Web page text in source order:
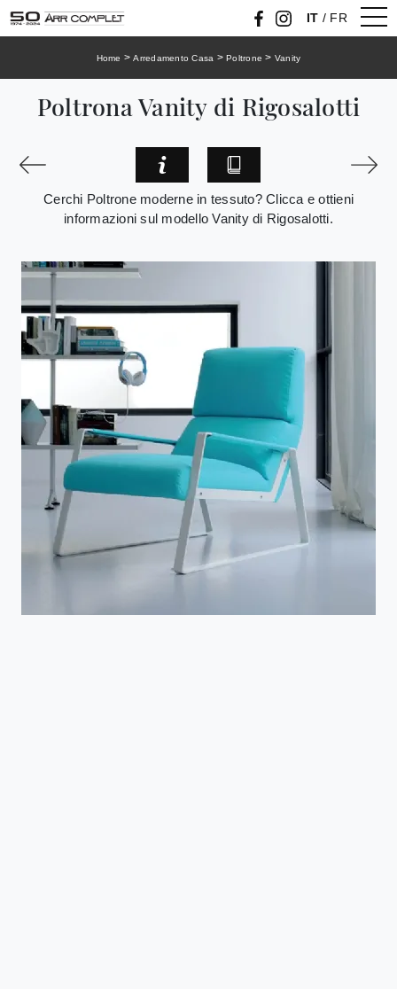
IT / FR
Home >Arredamento Casa >Poltrone > Vanity
Poltrona Vanity di Rigosalotti
Cerchi Poltrone moderne in tessuto? Clicca e ottieni
informazioni sul modello Vanity di Rigosalotti.